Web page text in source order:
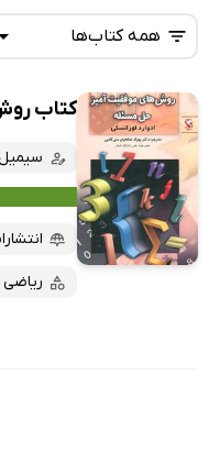
همه کتاب‌ها
همه کتاب‌ها
کتاب‌های صوتی
کتاب‌های متنی
کتاب
ریاضی